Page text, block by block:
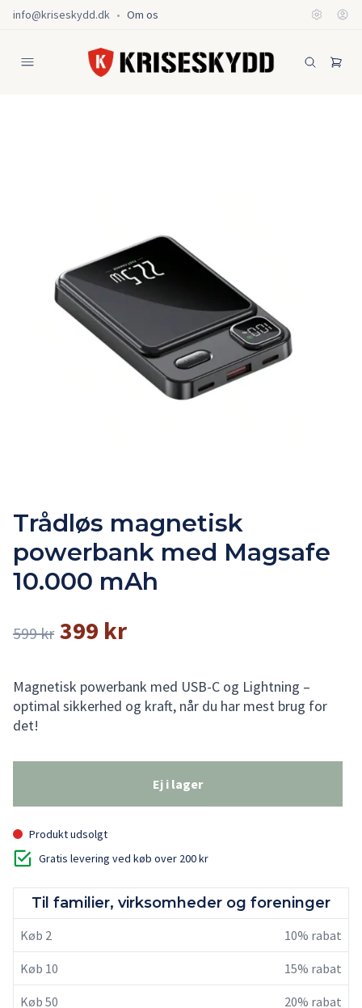
info@kriseskydd.dk • Om os
Trådløs magnetisk
powerbank med Magsafe
10.000 mAh
599 kr 399 kr
Magnetisk powerbank med USB-C og Lightning –
optimal sikkerhed og kraft, når du har mest brug for
det!
Ej i lager
Produkt udsolgt
Gratis levering ved køb over 200 kr
Til familier, virksomheder og foreninger
Køb 2 10% rabat
Køb 10 15% rabat
Køb 50 20% rabat